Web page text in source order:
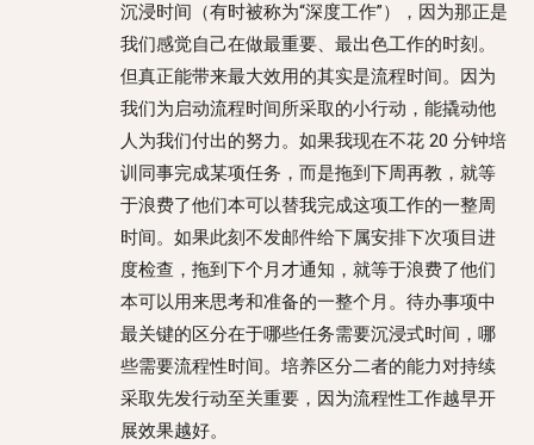
沉浸时间（有时被称为“深度工作”），因为那正是
我们感觉自己在做最重要、最出色工作的时刻。
但真正能带来最大效用的其实是流程时间。因为
我们为启动流程时间所采取的小行动，能撬动他
人为我们付出的努力。如果我现在不花 20 分钟培
训同事完成某项任务，而是拖到下周再教，就等
于浪费了他们本可以替我完成这项工作的一整周
时间。如果此刻不发邮件给下属安排下次项目进
度检查，拖到下个月才通知，就等于浪费了他们
本可以用来思考和准备的一整个月。待办事项中
最关键的区分在于哪些任务需要沉浸式时间，哪
些需要流程性时间。培养区分二者的能力对持续
采取先发行动至关重要，因为流程性工作越早开
展效果越好。